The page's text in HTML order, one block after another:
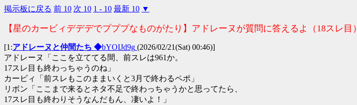
掲示板に戻る 前 10 次 10 1 - 10 最新 10 ▼
【星のカービィデデデでプププなものがたり】アドレーヌが質問に答えるよ（18スレ目）
[1:アドレーヌと仲間たち ◆bYOIJd9g (2026/02/21(Sat) 00:46)]
アドレーヌ「ここを立ててる間、前スレは961か。
17スレ目も終わっちゃうのね」
カービィ「前スレもこのままいくと3月で終わるペポ」
リボン「ここまで来るとネタ不足で終わっちゃうかと思ってたら、
17スレ目も終わりそうなんだもん、凄いよ！」